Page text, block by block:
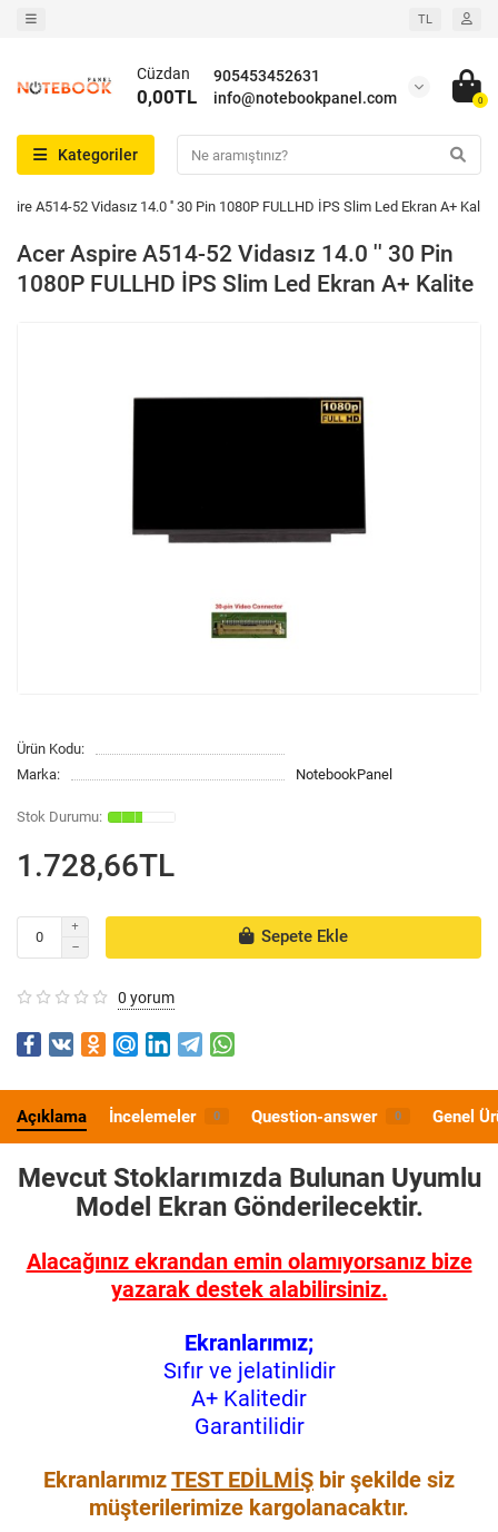
TL
905453452631
info@notebookpanel.com
Cüzdan
0,00TL 0
Kategoriler
A514-52 Vidasız 14.0 '' 30 Pin 1080P FULLHD İPS Slim Led Ekran A+ Kalite
Acer Aspire A514-52 Vidasız 14.0 '' 30 Pin
1080P FULLHD İPS Slim Led Ekran A+ Kalite
Ürün Kodu:
Marka:
NotebookPanel
1.728,66TL
Sepete Ekle
0 yorum
Açıklama İncelemeler 0 Question-answer 0 Genel
Mevcut Stoklarımızda Bulunan Uyumlu
Model Ekran Gönderilecektir.
Alacağınız ekrandan emin olamıyorsanız bize
yazarak destek alabilirsiniz.
Ekranlarımız;
Sıfır ve jelatinlidir
A+ Kalitedir
Garantilidir
EkranlarımızTEST EDİLMİŞ bir şekilde siz
müşterilerimize kargolanacaktır.